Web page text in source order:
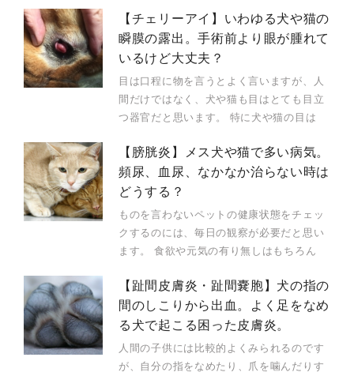
【チェリーアイ】いわゆる犬や猫の
瞬膜の露出。手術前より眼が腫れて
いるけど大丈夫？
目は口程に物を言うとよく言いますが、人
間だけではなく、犬や猫も目はとても目立
つ器官だと思います。 特に犬や猫の目は
【膀胱炎】メス犬や猫で多い病気。
頻尿、血尿、なかなか治らない時は
どうする？
ものを言わないペットの健康状態をチェッ
クするのには、毎日の観察が必要だと思い
ます。 食欲や元気の有り無しはもちろん
【趾間皮膚炎・趾間嚢胞】犬の指の
間のしこりから出血。よく足をなめ
る犬で起こる困った皮膚炎。
人間の子供には比較的よくみられるのです
が、自分の指をなめたり、爪を噛んだりす